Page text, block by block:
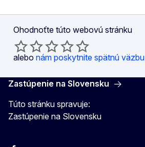
Ohodnoťte túto webovú stránku
alebo nám poskytnite spätnú väzbu
Zastúpenie na Slovensku
Túto stránku spravuje:
Zastúpenie na Slovensku